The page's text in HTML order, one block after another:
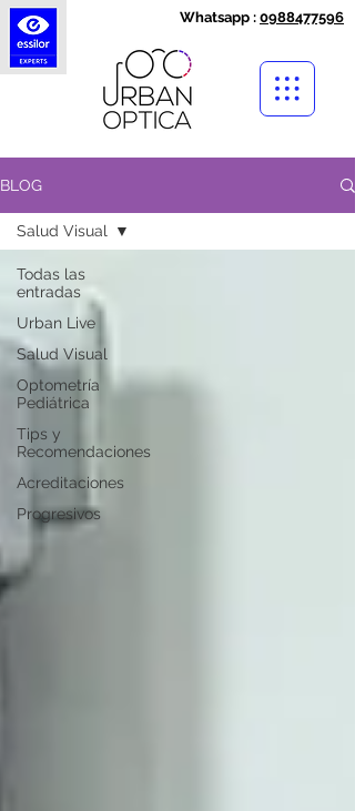
Whatsapp : 0988477596
BLOG
Todas las
entradas
Urban Live
Salud Visual
Optometría
Pediátrica
Tips y
Recomendaciones
Acreditaciones
Progresivos
Salud Visual